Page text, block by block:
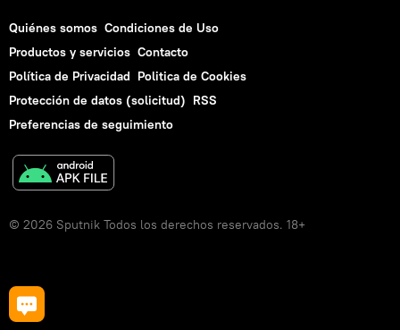
Quiénes somos Condiciones de Uso
Productos y servicios Contacto
Política de Privacidad Politica de Cookies
Protección de datos (solicitud) RSS
Preferencias de seguimiento
© 2026 Sputnik Todos los derechos reservados. 18+